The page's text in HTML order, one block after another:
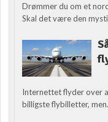
Drømmer du om et
Skal det være den
Internettet flyder over
billigste flybilletter,